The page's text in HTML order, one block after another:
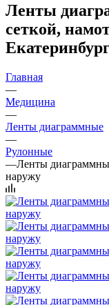
Ленты
сеткой,
Главная
—
Медицина
—
Ленты диаграммные
—
Рулонные
—Ленты
наружу